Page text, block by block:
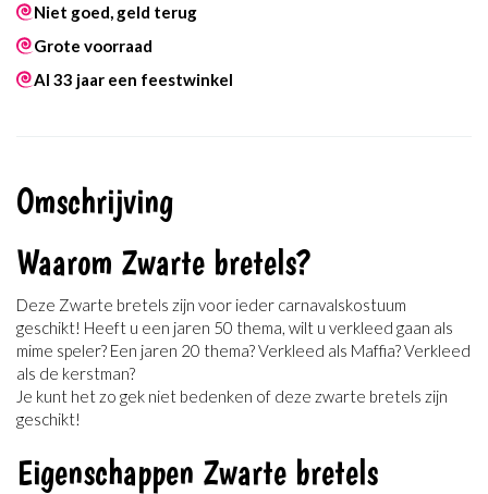
Niet goed, geld terug
Grote voorraad
Al 33 jaar een feestwinkel
Omschrijving
Waarom Zwarte bretels?
Deze Zwarte bretels zijn voor ieder carnavalskostuum
geschikt! Heeft u een jaren 50 thema, wilt u verkleed gaan als
mime speler? Een jaren 20 thema? Verkleed als Maffia? Verkleed
als de kerstman?
Je kunt het zo gek niet bedenken of deze zwarte bretels zijn
geschikt!
Eigenschappen Zwarte bretels